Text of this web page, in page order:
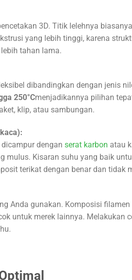
3D. Titik lelehnya
yang lebih tinggi, karena
tahan lama.
dibandingkan dengan jenis
250°Cmenjadikannya pilihan
klip, atau sambungan.
dengan serat karbon atau
mulus. Kisaran suhu yang baik
terikat dengan benar dan tidak
Anda gunakan. Komposisi
untuk merek lainnya. Melakukan